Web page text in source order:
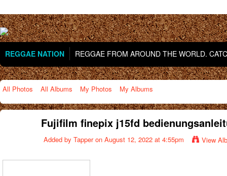
REGGAE NATION REGGAE FROM AROUND THE WORLD.
All Photos All Albums My Photos My Albums
Fujifilm finepix j15fd
Added by Tapperon August 12, 2022 at 4:55pm View